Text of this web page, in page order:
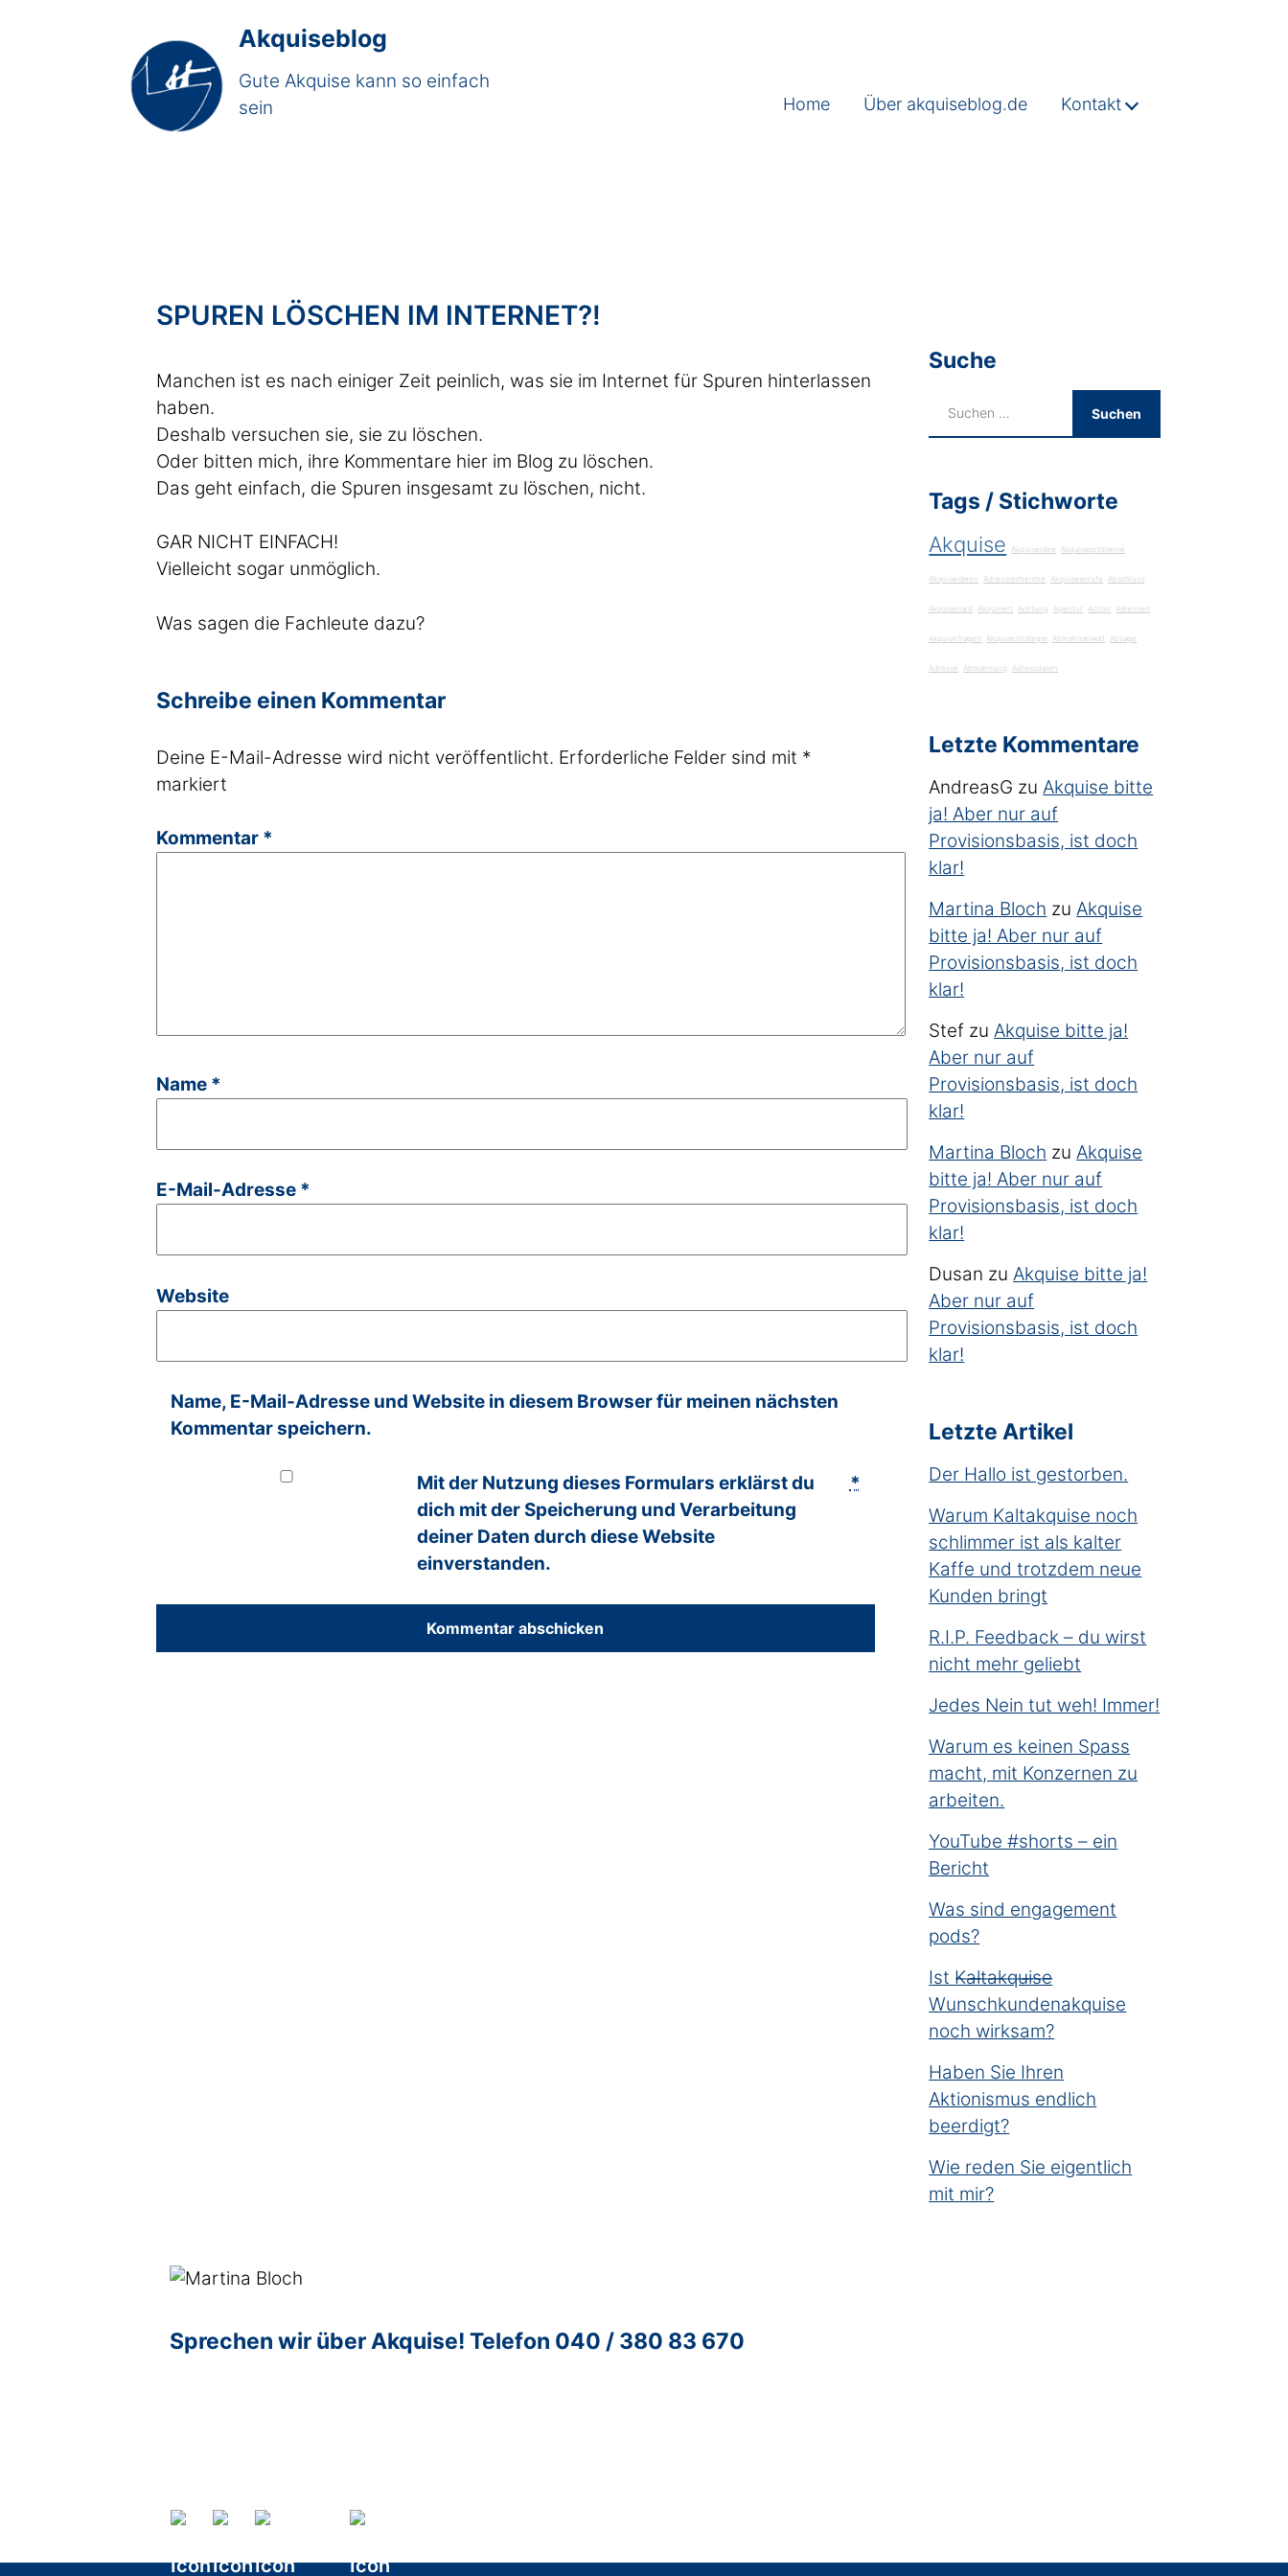
Akquiseblog
Gute Akquise kann so einfach
sein
Home Über akquiseblog.de Kontakt
SPUREN LÖSCHEN IM INTERNET?!
Manchen ist es nach einiger Zeit peinlich, was sie im Internet für Spuren hinterlassen
haben.
Deshalb versuchen sie, sie zu löschen.
Oder bitten mich, ihre Kommentare hier im Blog zu löschen.
Das geht einfach, die Spuren insgesamt zu löschen, nicht.
GAR NICHT EINFACH!
Vielleicht sogar unmöglich.
Was sagen die Fachleute dazu?
Schreibe einen Kommentar
Deine E-Mail-Adresse wird nicht veröffentlicht. Erforderliche Felder sind mit *
markiert
Kommentar *
Name *
E-Mail-Adresse *
Website
Name, E-Mail-Adresse und Website in diesem Browser für meinen nächsten
Kommentar speichern.
Mit der Nutzung dieses Formulars erklärst du
dich mit der Speicherung und Verarbeitung
deiner Daten durch diese Website
einverstanden.
*
Suche
Tags / Stichworte
Akquise Akquiseidee Akquiseprobleme
Akquiseideen Adressrecherche Akquiseanrufe Abschluss
Akquisecard Akquiriert Achtung Agentur Action Adressen
Akquisefragen Akquisestrategie Abmahnanwalt Absage
Adresse Abmahnung Adressdaten
Letzte Kommentare
AndreasG zu Akquise bitte
ja! Aber nur auf
Provisionsbasis, ist doch
klar!
Martina Bloch zu Akquise
bitte ja! Aber nur auf
Provisionsbasis, ist doch
klar!
Stef zu Akquise bitte ja!
Aber nur auf
Provisionsbasis, ist doch
klar!
Martina Bloch zu Akquise
bitte ja! Aber nur auf
Provisionsbasis, ist doch
klar!
Dusan zu Akquise bitte ja!
Aber nur auf
Provisionsbasis, ist doch
klar!
Letzte Artikel
Der Hallo ist gestorben.
Warum Kaltakquise noch
schlimmer ist als kalter
Kaffe und trotzdem neue
Kunden bringt
R.I.P. Feedback – du wirst
nicht mehr geliebt
Jedes Nein tut weh! Immer!
Warum es keinen Spass
macht, mit Konzernen zu
arbeiten.
YouTube #shorts – ein
Bericht
Was sind engagement
pods?
Ist K̶a̶l̶t̶a̶k̶q̶u̶i̶s̶e̶
Wunschkundenakquise
noch wirksam?
Haben Sie Ihren
Aktionismus endlich
beerdigt?
Wie reden Sie eigentlich
mit mir?
Sprechen wir über Akquise! Telefon 040 / 380 83 670